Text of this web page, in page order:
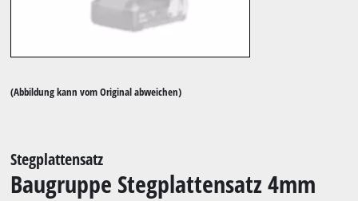
(Abbildung kann vom Original abweichen)
Stegplattensatz
Baugruppe Stegplattensatz 4mm